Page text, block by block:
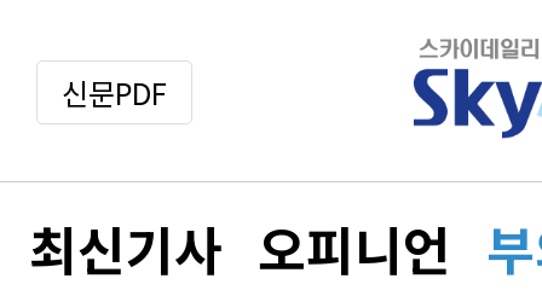
신문PDF
최신기사 오피니언